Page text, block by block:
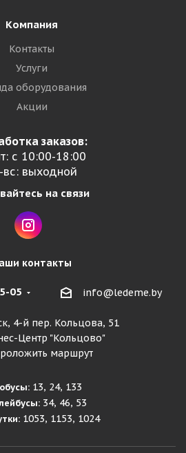
Компания
Контакты
Услуги
оборудования
Акции
заказов:
с 10:00-18:00
вс: выходной
на связи
контакты
05 info@ledeme.by
4-й пер. Кольцова, 51
Центр "Кольцово"
маршрут
13, 24, 133
34, 46, 53
1053, 1153, 1024